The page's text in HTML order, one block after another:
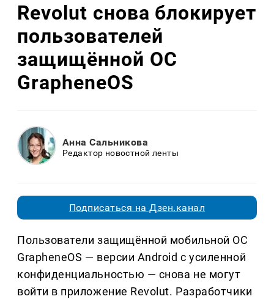
Revolut снова блокирует
пользователей
защищённой ОС
GrapheneOS
Анна Сальникова
Редактор новостной ленты
Подписаться на Дзен.канал
Пользователи защищённой мобильной ОС
GrapheneOS — версии Android с усиленной
конфиденциальностью — снова не могут
войти в приложение Revolut. Разработчики